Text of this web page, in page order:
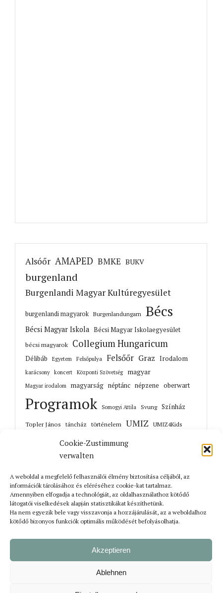
Cookie-Zustimmung
verwalten
A weboldal a megfelelő felhasználói élmény biztosítása céljából, az
információk tárolásához és eléréséhez cookie-kat tartalmaz.
Amennyiben elfogadja a technológiát, az oldalhasználathoz kötődő
látogatói viselkedések alapján statisztikákat készíthetünk.
Ha nem egyezik bele vagy visszavonja a hozzájárulását, az a weboldalhoz
kötődő bizonyos funkciók optimális működését befolyásolhatja.
Akzeptieren
Ablehnen
Alsóőr AMAPED BMKE BUKV
burgenland
Burgenlandi Magyar Kultúregyesület
burgenlandi magyarok Burgenlandungarn Bécs
Bécsi Magyar Iskola Bécsi Magyar Iskolaegyesület
bécsi magyarok Collegium Hungaricum
Délibáb Egyetem Felsőpulya Felsőőr Graz Irodalom
karácsony koncert Központi Szövetség magyar
Magyar irodalom magyarság néptánc népzene oberwart
Programok Somogyi Attila Svung Színház
Topler János táncház történelem UMIZ
UMIZ4Kids
Korábbi cikkek